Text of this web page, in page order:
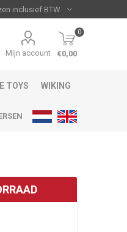
Mijn account
0
€0,00
TOYS WIKING